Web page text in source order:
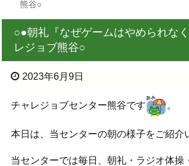
熊谷○
○●朝礼『なぜゲームはやめられな
レジョブ熊谷○
2023年6月9日
チャレジョブセンター熊谷です
本日は、当センターの朝の様子をご紹介
当センターでは毎日、朝礼・ラジオ体操